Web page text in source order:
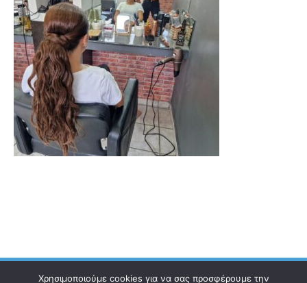
Χρησιμοποιούμε cookies για να σας προσφέρουμε την